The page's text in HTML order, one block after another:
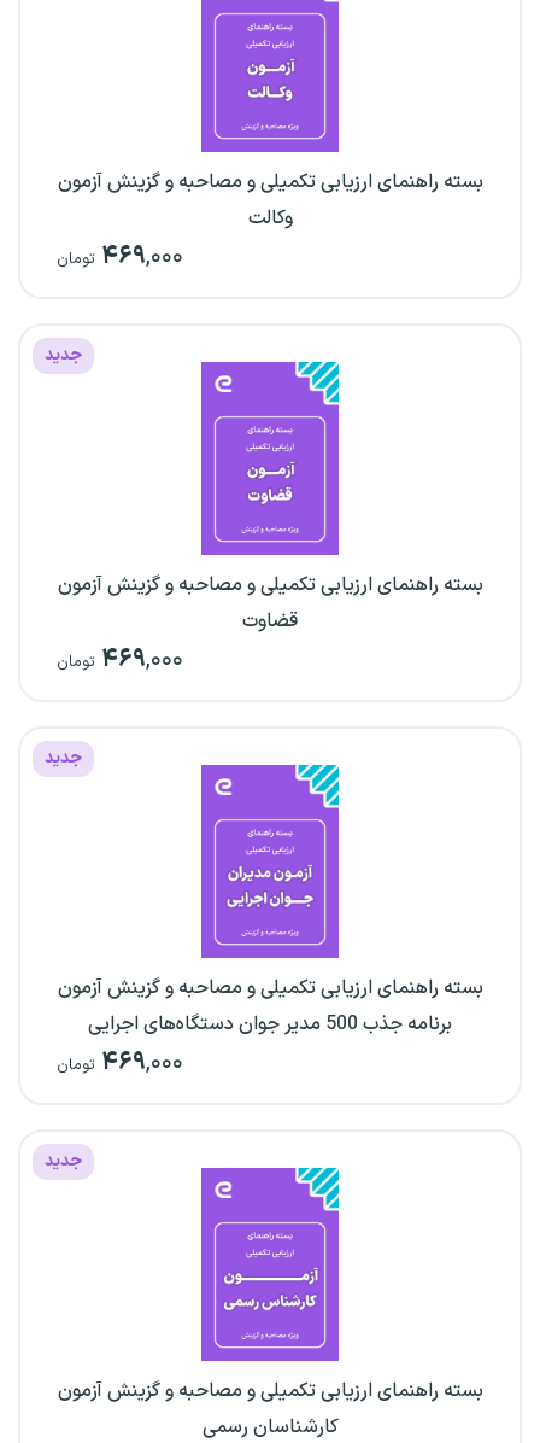
بسته راهنمای ارزیابی تکمیلی و مصاحبه و گزینش آزمون
وکالت
۴۶۹,۰۰۰ تومان
جدید
بسته راهنمای ارزیابی تکمیلی و مصاحبه و گزینش آزمون
قضاوت
۴۶۹,۰۰۰ تومان
جدید
بسته راهنمای ارزیابی تکمیلی و مصاحبه و گزینش آزمون
برنامه جذب 500 مدیر جوان دستگاه‌های اجرایی
۴۶۹,۰۰۰ تومان
جدید
بسته راهنمای ارزیابی تکمیلی و مصاحبه و گزینش آزمون
کارشناسان رسمی